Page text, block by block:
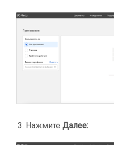
НажмитеДалее: